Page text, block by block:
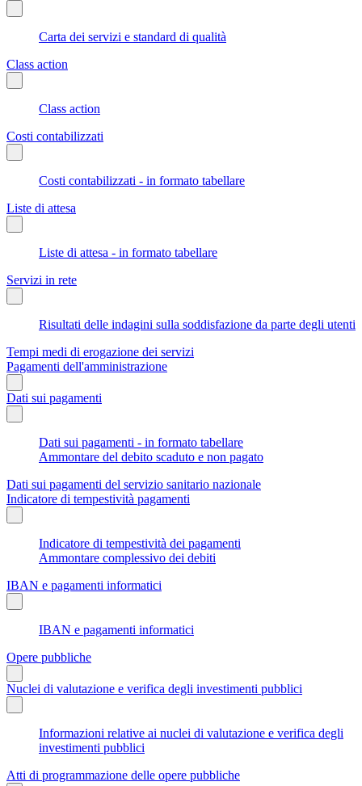
Carta dei servizi e standard di qualità
Class action
Class action
Costi contabilizzati
Costi contabilizzati - in formato tabellare
Liste di attesa
Liste di attesa - in formato tabellare
Servizi in rete
Risultati delle indagini sulla soddisfazione da parte degli utenti
Tempi medi di erogazione dei servizi
Pagamenti dell'amministrazione
Dati sui pagamenti
Dati sui pagamenti - in formato tabellare
Ammontare del debito scaduto e non pagato
Dati sui pagamenti del servizio sanitario nazionale
Indicatore di tempestività pagamenti
Indicatore di tempestività dei pagamenti
Ammontare complessivo dei debiti
IBAN e pagamenti informatici
IBAN e pagamenti informatici
Opere pubbliche
Nuclei di valutazione e verifica degli investimenti pubblici
Informazioni relative ai nuclei di valutazione e verifica degli
investimenti pubblici
Atti di programmazione delle opere pubbliche